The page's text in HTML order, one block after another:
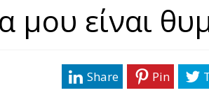
μου είναι
Pin
Share